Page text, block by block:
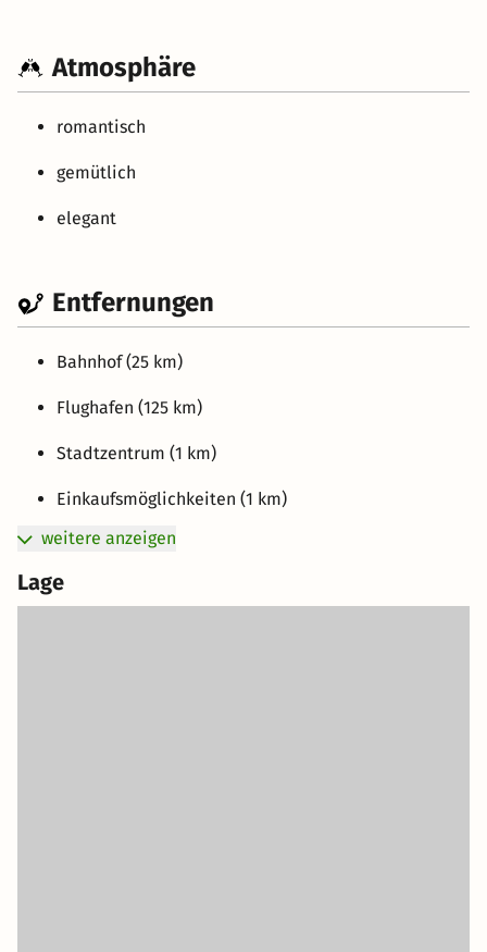
Atmosphäre
romantisch
gemütlich
elegant
Entfernungen
Bahnhof (25 km)
Flughafen (125 km)
Stadtzentrum (1 km)
Einkaufsmöglichkeiten (1 km)
weitere anzeigen
Lage